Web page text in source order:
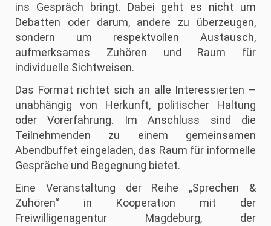
ins Gespräch bringt. Dabei geht es nicht um
Debatten oder darum, andere zu überzeugen,
sondern um respektvollen Austausch,
aufmerksames Zuhören und Raum für
individuelle Sichtweisen.
Das Format richtet sich an alle Interessierten –
unabhängig von Herkunft, politischer Haltung
oder Vorerfahrung. Im Anschluss sind die
Teilnehmenden zu einem gemeinsamen
Abendbuffet eingeladen, das Raum für informelle
Gespräche und Begegnung bietet.
Eine Veranstaltung der Reihe „Sprechen &
Zuhören“ in Kooperation mit der
Freiwilligenagentur Magdeburg, der